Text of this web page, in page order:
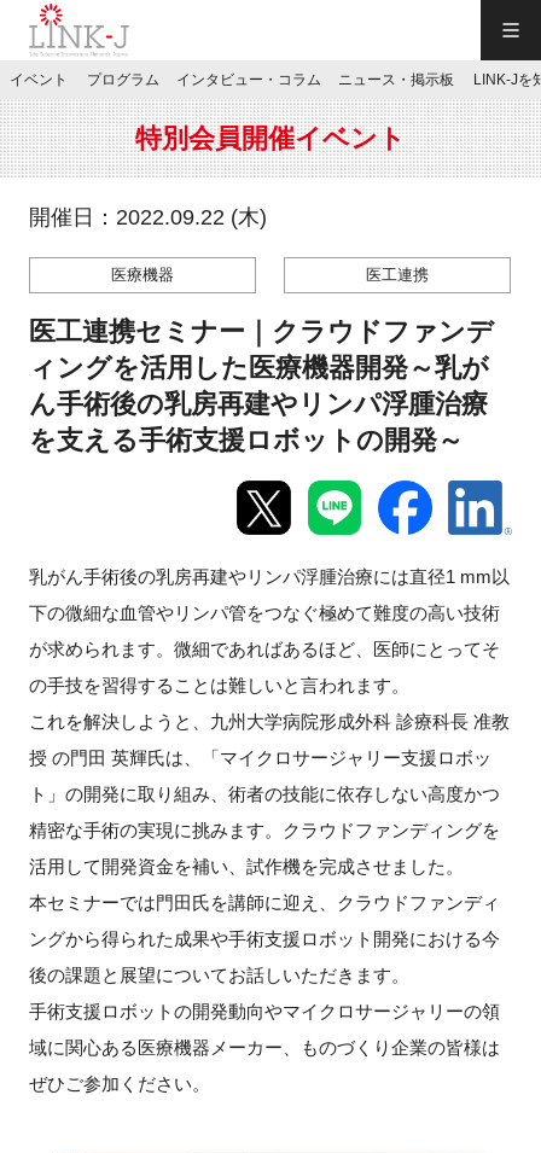
JP／EN
特別会員専用メニュー
施設ご予約
お問い合わせ
新規登録
イベント
プログラム
ニュース・掲示板
LINK-Jを知る
特別会員
イベント プログラム インタビュー・コラム ニュース・掲示板 LINK-Jを
特別会員開催イベント
開催日：2022.09.22 (木)
医療機器 医工連携
医工連携セミナー｜クラウドファンデ
ィングを活用した医療機器開発～乳が
ん手術後の乳房再建やリンパ浮腫治療
を支える手術支援ロボットの開発～
乳がん手術後の乳房再建やリンパ浮腫治療には直径1 mm以
下の微細な血管やリンパ管をつなぐ極めて難度の高い技術
が求められます。微細であればあるほど、医師にとってそ
の手技を習得することは難しいと言われます。
これを解決しようと、九州大学病院形成外科 診療科長 准教
授 の門田 英輝氏は、「マイクロサージャリー支援ロボッ
ト」の開発に取り組み、術者の技能に依存しない高度かつ
精密な手術の実現に挑みます。クラウドファンディングを
活用して開発資金を補い、試作機を完成させました。
本セミナーでは門田氏を講師に迎え、クラウドファンディ
ングから得られた成果や手術支援ロボット開発における今
後の課題と展望についてお話しいただきます。
手術支援ロボットの開発動向やマイクロサージャリーの領
域に関心ある医療機器メーカー、ものづくり企業の皆様は
ぜひご参加ください。